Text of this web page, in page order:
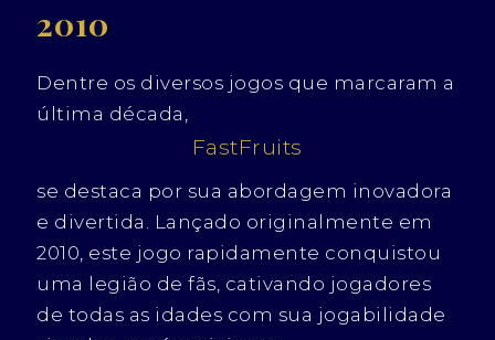
2010
Dentre os diversos jogos que marcaram a
última década,
FastFruits
se destaca por sua abordagem inovadora
e divertida. Lançado originalmente em
2010, este jogo rapidamente conquistou
uma legião de fãs, cativando jogadores
de todas as idades com sua jogabilidade